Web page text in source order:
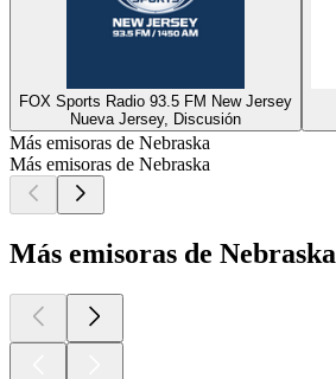
FOX Sports Radio 93.5 FM New Jersey
Nueva Jersey, Discusión
Más emisoras de Nebraska
Más emisoras de Nebraska
Más emisoras de Nebraska